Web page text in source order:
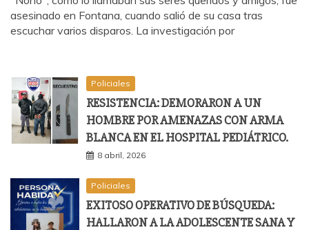
asesinado en Fontana, cuando salió de su casa tras
escuchar varios disparos. La investigación por
Policiales
RESISTENCIA: DEMORARON A UN
HOMBRE POR AMENAZAS CON ARMA
BLANCA EN EL HOSPITAL PEDIÁTRICO.
8 abril, 2026
Policiales
EXITOSO OPERATIVO DE BÚSQUEDA:
HALLARON A LA ADOLESCENTE SANA Y